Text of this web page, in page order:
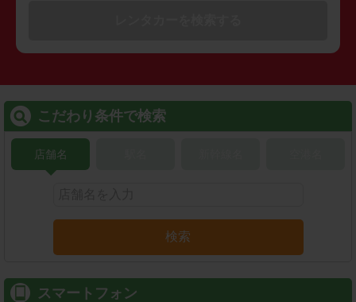
こだわり条件で検索
店舗名
検索
スマートフォン